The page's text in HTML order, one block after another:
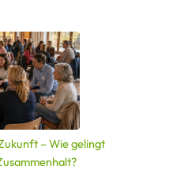
– Wie gelingt